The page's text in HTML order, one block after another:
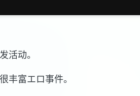
活动。
丰富エロ事件。